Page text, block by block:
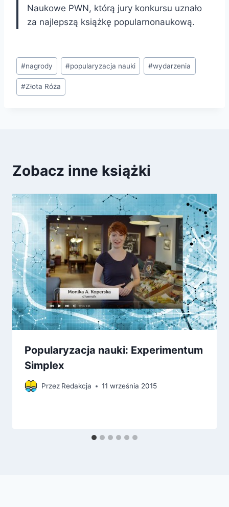
Naukowe PWN, którą jury konkursu uznało
za najlepszą książkę popularnonaukową.
Tagi
wpisu:
#nagrody #popularyzacja nauki #wydarzenia
#Złota Róża
Zobacz inne książki
Popularyzacja nauki: Experimentum
Simplex
Przez Redakcja 11 września 2015